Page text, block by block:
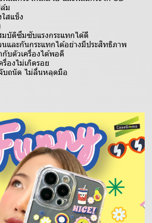
ม
สแข็ง
ติซึมซับแรงกระแทกได้ดี
และกันกระแทกได้อย่างมีประสิทธิภาพ
กับตัวเครื่องได้พอดี
องไม่เกิดรอย
จับถนัด ไม่ลื่นหลุดมือ